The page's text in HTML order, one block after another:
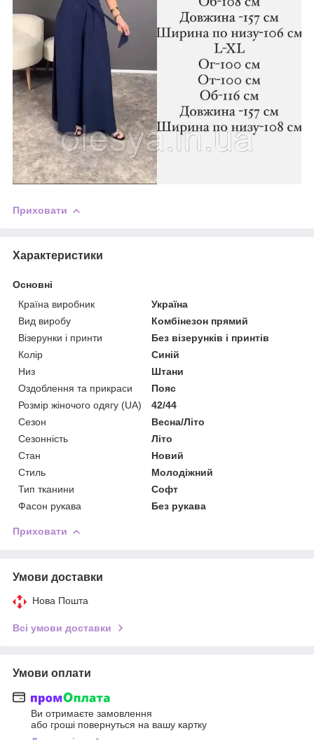
Приховати
Характеристики
Основні
Країна виробник
Україна
Вид виробу
Комбінезон прямий
Візерунки і принти
Без візерунків і принтів
Колір
Синій
Низ
Штани
Оздоблення та прикраси
Пояс
Розмір жіночого одягу (UA)
42/44
Сезон
Весна/Літо
Сезонність
Літо
Стан
Новий
Стиль
Молодіжний
Тип тканини
Софт
Фасон рукава
Без рукава
Приховати
Умови доставки
Нова Пошта
Всі умови доставки
Умови оплати
Ви отримаєте замовлення
або гроші повернуться на вашу картку